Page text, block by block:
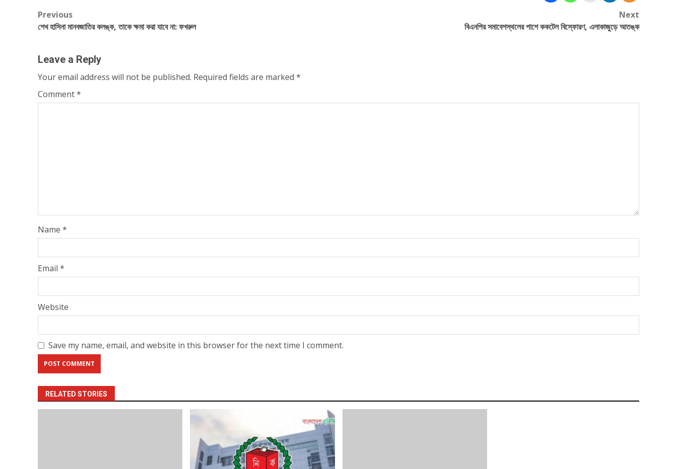
Post
navigation
Previous
শেখ হাসিনা মানবজাতির কলঙ্ক, তাকে ক্ষমা করা যাবে না: ফখরুল
Next
বিএনপির সমাবেশস্থলের পাশে ককটেল বিস্ফোরণ, এলাকাজুড়ে আতঙ্ক
Leave a Reply
Your email address will not be published. Required fields are marked *
Comment*
Name *
Email *
Website
Save my name, email, and website in this browser for the next time I comment.
RELATED STORIES